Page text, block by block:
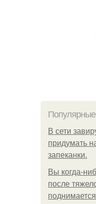
В сети
придумать
запеканки.
Вы когда-
после